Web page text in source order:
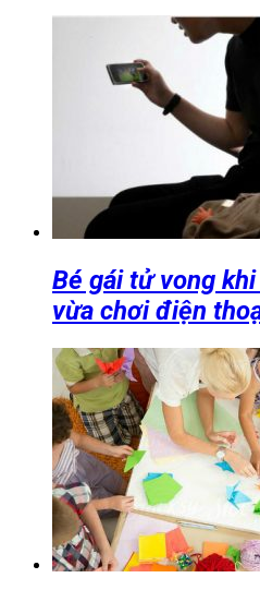
Bé gái tử vong
vừa chơi điện